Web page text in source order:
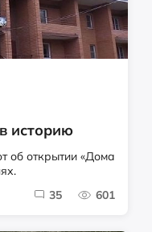
историю
об открытии «Дома
35 601